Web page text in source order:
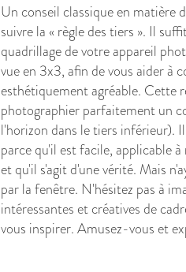
Un conseil classique en matière
suivre la « règle des tiers ». Il
quadrillage de votre appareil
vue en 3x3, afin de vous aider à
esthétiquement agréable. Cette
photographier parfaitement un
l'horizon dans le tiers inférieur).
parce qu'il est facile, applicable
et qu'il s'agit d'une vérité. Mais
par la fenêtre. N'hésitez pas à
intéressantes et créatives de
vous inspirer. Amusez-vous et